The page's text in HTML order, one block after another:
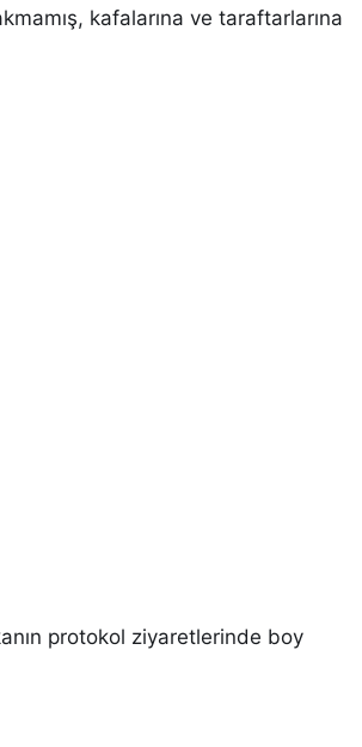
kafalarına ve taraftarlarına
protokol ziyaretlerinde boy